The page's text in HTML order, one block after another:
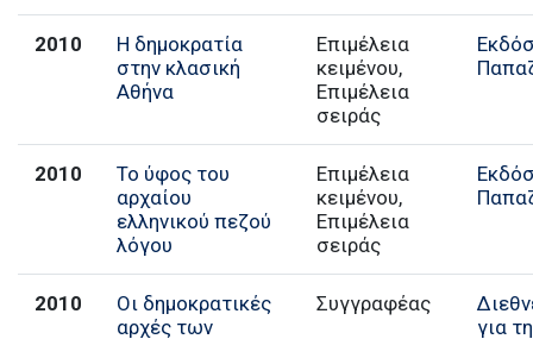
2010
Η δημοκρατία
στην κλασική
Αθήνα
Επιμέλεια
κειμένου,
Επιμέλεια
σειράς
2010
Το ύφος του
αρχαίου
ελληνικού πεζού
λόγου
Επιμέλεια
κειμένου,
Επιμέλεια
σειράς
2010
Οι δημοκρατικές
αρχές των
Συγγραφέας
για